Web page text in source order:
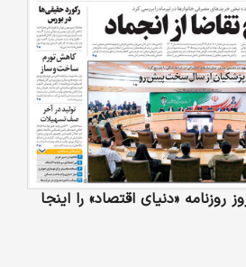
«دنیای‌ اقتصاد» را اینجا